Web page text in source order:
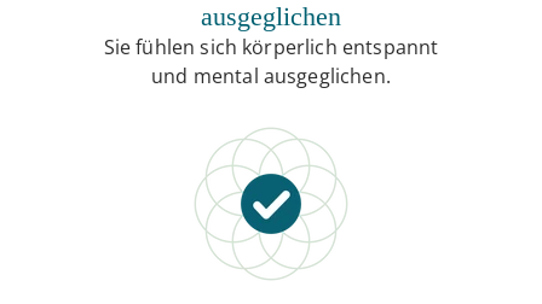
ausgeglichen
Sie fühlen sich körperlich entspannt
und mental ausgeglichen.